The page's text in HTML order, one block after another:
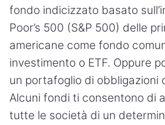
fondo indicizzato basato
Poor’s 500 (S&P 500) delle
americane come fondo
investimento o ETF. Oppure
un portafoglio di obbligazioni
Alcuni fondi ti consentono di
tutte le società di un